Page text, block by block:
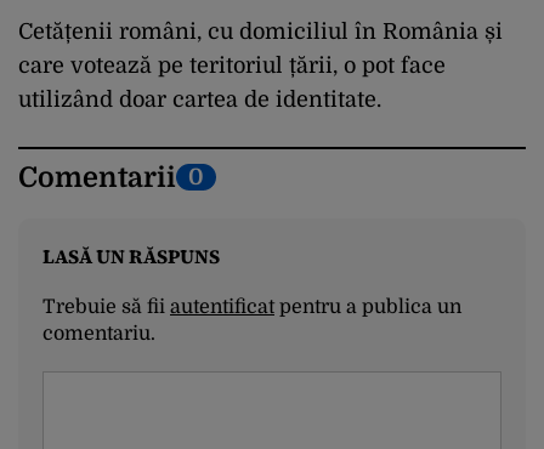
Cetățenii români, cu domiciliul în România și
care votează pe teritoriul țării, o pot face
utilizând doar cartea de identitate.
Comentarii 0
LASĂ UN RĂSPUNS
Trebuie să fii autentificatpentru a publica un
comentariu.